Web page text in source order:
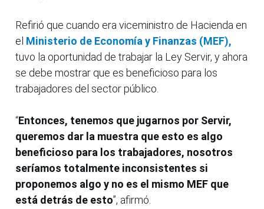
Refirió que cuando era viceministro de Hacienda en
el Ministerio de Economía y Finanzas (MEF),
tuvo la oportunidad de trabajar la Ley Servir, y ahora
se debe mostrar que es beneficioso para los
trabajadores del sector público.
“Entonces, tenemos que jugarnos por Servir,
queremos dar la muestra que esto es algo
beneficioso para los trabajadores, nosotros
seríamos totalmente inconsistentes si
proponemos algo y no es el mismo MEF que
está detrás de esto”, afirmó.